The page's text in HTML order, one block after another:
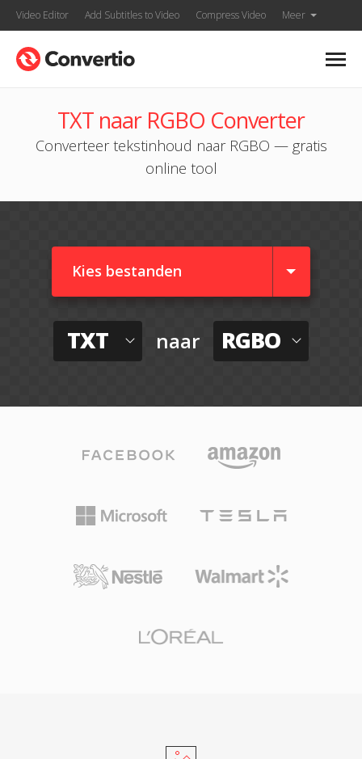
Video Editor Add Subtitles to Video Compress Video Meer
TXT naar RGBO Converter
Converteer tekstinhoud naar RGBO — gratis
online tool
Kies bestanden
TXT naar RGBO